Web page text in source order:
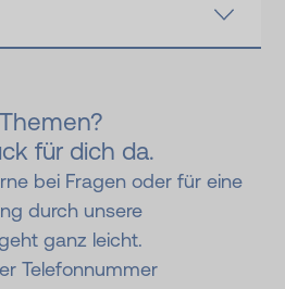
für dich da.
bei Fragen oder für eine
durch unsere
ganz leicht.
Telefonnummer